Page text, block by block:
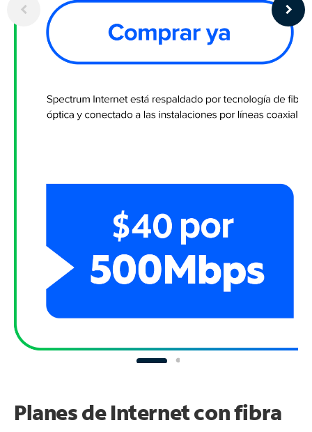
Planes de Internet con fibra